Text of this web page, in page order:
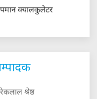
क्यालकुलेटर
श्रेष्ठ